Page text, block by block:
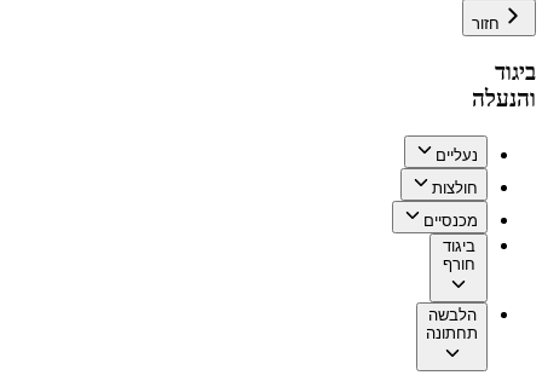
חזור
ביגוד
והנעלה
נעליים
חולצות
מכנסיים
ביגוד
חורף
הלבשה
תחתונה